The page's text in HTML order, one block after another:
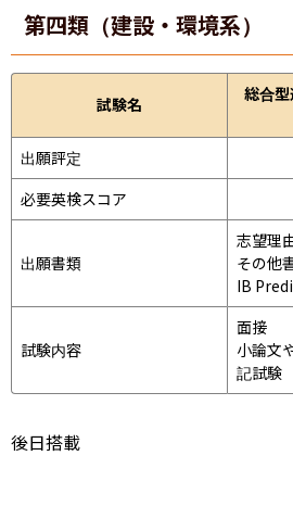
第四類（建設・環境系）
試験名
総合
出願評定
必要英検スコア
出願書類
志望理
その他
IB
試験内容
面接
小論文
記試験
後日搭載